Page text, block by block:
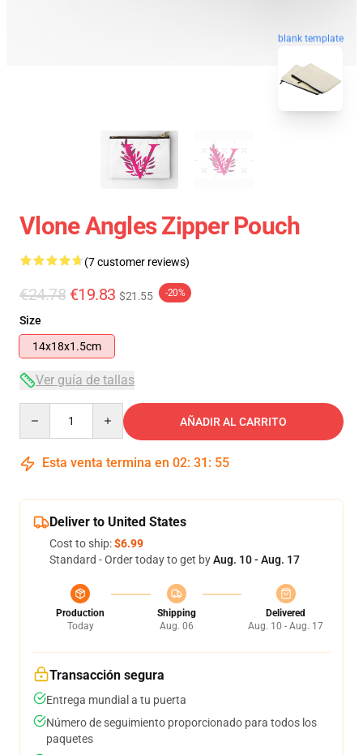
blank template
Vlone Angles Zipper Pouch
(7 customer reviews)
€24.78 €19.83 $21.55 -20%
Size
14x18x1.5cm
Ver guía de tallas
AÑADIR AL CARRITO
Esta venta termina en 02: 31 : 54
Deliver to United States
Cost to ship:$6.99
Standard - Order today to get byAug. 10 - Aug. 17
Production
Today
Shipping
Aug. 06
Delivered
Aug. 10 - Aug. 17
Transacción segura
Entrega mundial a tu puerta
Número de seguimiento proporcionado para todos los
paquetes